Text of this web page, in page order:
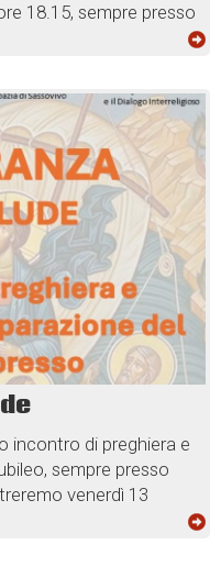
18.15, sempre presso
incontro di preghiera e
sempre presso
venerdì 13